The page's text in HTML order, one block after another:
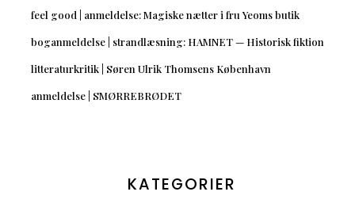
feel good | anmeldelse: Magiske nætter i fru Yeoms butik
boganmeldelse | strandlæsning: HAMNET — Historisk fiktion
litteraturkritik | Søren Ulrik Thomsens København
anmeldelse | SMØRREBRØDET
KATEGORIER